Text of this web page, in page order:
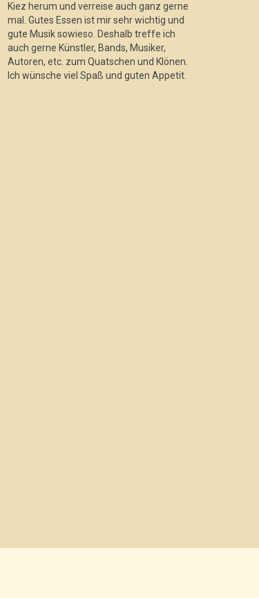
Textor: „Ich weiß nicht, ob Mensch
Hiphop braucht, aber ich brauche es
auf jeden Fall.“
02/04/2024
Ich erwähne am Anfang des Gesprächs
Kiez herum und verreise auch ganz gerne
mal. Gutes Essen ist mir sehr wichtig und
gute Musik sowieso. Deshalb treffe ich
auch gerne Künstler, Bands, Musiker,
Autoren, etc. zum Quatschen und Klönen.
Ich wünsche viel Spaß und guten Appetit.